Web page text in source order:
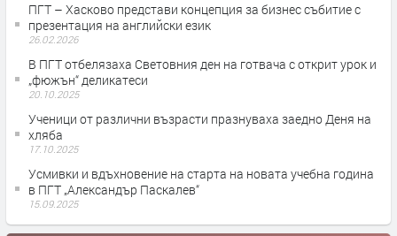
ПГТ – Хасково представи концепция за бизнес събитие с
презентация на английски език
26.02.2026
В ПГТ отбелязаха Световния ден на готвача с открит урок и
„фюжън“ деликатеси
20.10.2025
Ученици от различни възрасти празнуваха заедно Деня на
хляба
17.10.2025
Усмивки и вдъхновение на старта на новата учебна година
в ПГТ „Александър Паскалев“
15.09.2025